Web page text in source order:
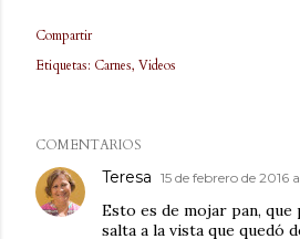
Compartir
Etiquetas: Carnes Videos
COMENTARIOS
Teresa 15 de febrero de 2016 a
Esto es de mojar pan,
salta a la vista que quedó